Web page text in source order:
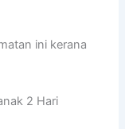
ini kerana
2 Hari